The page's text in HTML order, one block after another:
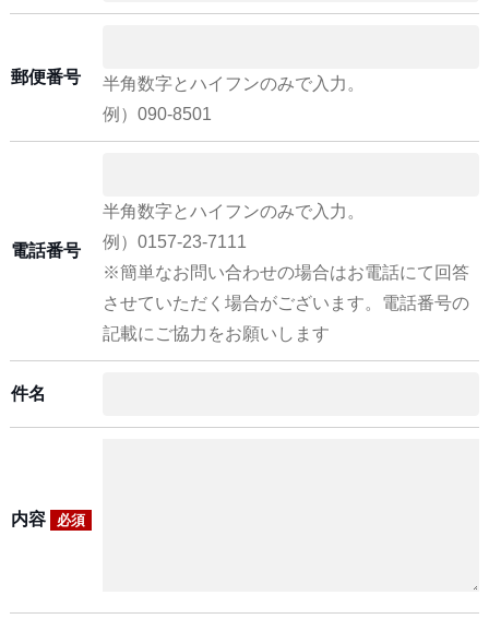
郵便番号
半角数字とハイフンのみで入力。
例）090-8501
電話番号
半角数字とハイフンのみで入力。
例）0157-23-7111
※簡単なお問い合わせの場合はお電話にて回答
させていただく場合がございます。電話番号の
記載にご協力をお願いします
件名
内容 必須